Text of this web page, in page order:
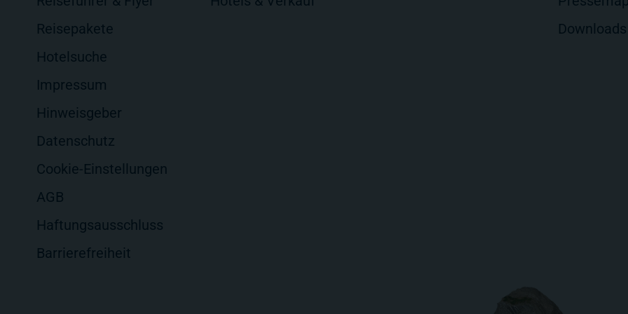
Reisepakete
Hotelsuche
Impressum
Hinweisgeber
Datenschutz
Cookie-Einstellungen
AGB
Haftungsausschluss
Barrierefreiheit
Downloads